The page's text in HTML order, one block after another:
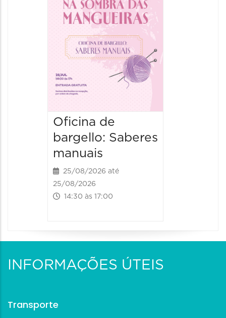
Oficina de
bargello: Saberes
manuais
25/08/2026 até
25/08/2026
14:30 às 17:00
INFORMAÇÕES ÚTEIS
Transporte